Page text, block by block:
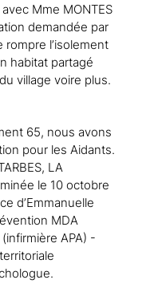
Mme MONTES
demandée par
l’isolement
habitat partagé
village voire plus.
65, nous avons
pour les Aidants.
LA
le 10 octobre
d’Emmanuelle
MDA
APA) -